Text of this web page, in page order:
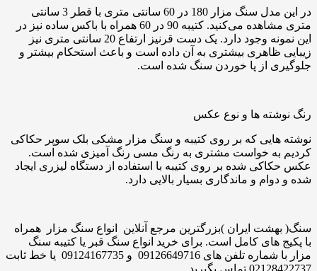
در این مدل سنگ مزار 180 در 60 سانتی متری با قطر 3 سانتی
متری مشاهده می‌کنید. کتیبه 90 در 60 همراه با باکس ساده نیز در
این نمونه وجود دارد. یک دست قرنیز ارتفاع 20 سانتی متری نیز
زیبایی ظاهری بیشتری به آن داده است و باعث استحکام بیشتر و
جلوگیری از پا خوردن سنگ شده است.
رنگ نوشته ها و نوع عکس
نوشته هایی که بر روی کتیبه و سنگ مزار مشکی بلک سوپر حکاکی
کردیم به خواست مشتری به رنگ مسی رنگ آمیزی شده است.
عکس حکاکی شده بر روی کتیبه با استفاده از دستگاه لیزری ایجاد
شده و دوام و ماندگاری بسیار بالایی دارد.
سنگ( بهشت ایران )بزرگترین مرجع آنلاین انواع سنگ مزار همراه
با پکیج های کامل است. برای خرید انواع سنگ قبر یا کتیبه سنگ
مزار با شماره تلفن های 09126649716 و 09124167735 یا خط ثابت
02128422737 تماس بگیرید.